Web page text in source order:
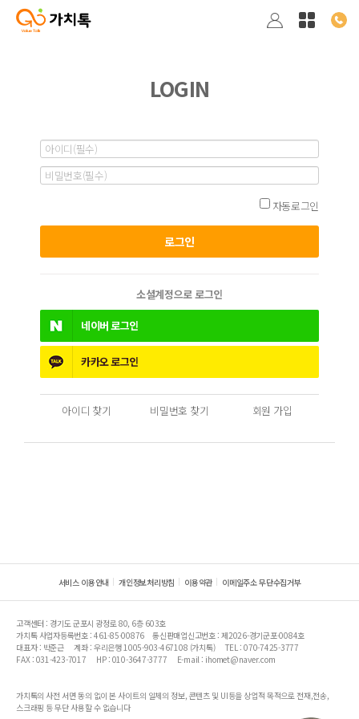
LOGIN
자동로그인
소셜계정으로 로그인
네이버로그인
카카오로그인
아이디 찾기 비밀번호 찾기 회원 가입
서비스 이용안내 개인정보처리방침 이용약관 이메일주소 무단수집거부
고객센터 : 경기도 군포시 광정로 80, 6층 603호
가치톡 사업자등록번호 : 461-85-00876
통신판매업신고번호 : 제2026-경기군포-0084호
대표자 : 박준근
계좌 : 우리은행 1005-903-467108 (가치톡)
TEL : 070-7425-3777
FAX : 031-423-7017
HP : 010-3647-3777 E-mail : ihomet@naver.com
가치톡의 사전 서면 동의 없이 본 사이트의 일체의 정보, 콘텐츠 및 UI등을 상업적 목적으로 전재,전송,
스크래핑 등 무단 사용할 수 없습니다